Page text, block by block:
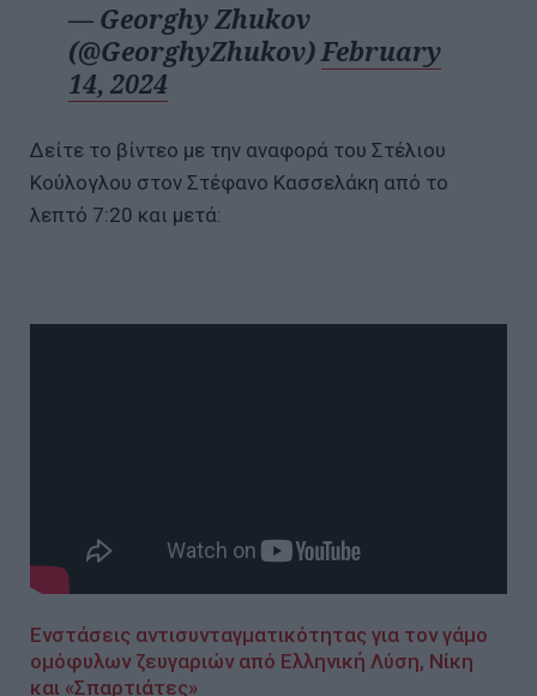
— Georghy Zhukov
(@GeorghyZhukov)February
14, 2024
Δείτε το βίντεο με την αναφορά του Στέλιου
Κούλογλου στον Στέφανο Κασσελάκη από το
λεπτό 7:20 και μετά:
Ενστάσεις αντισυνταγματικότητας για τον γάμο
ομόφυλων ζευγαριών από Ελληνική Λύση, Νίκη
και «Σπαρτιάτες»